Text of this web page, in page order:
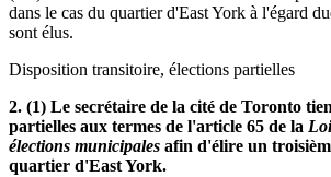
dans le cas du quartier d'East York à l'égard
sont élus.
Disposition transitoire, élections partielles
2. (1) Le secrétaire de la cité de Toronto
partielles aux termes de l'article 65 de la
élections municipales afin d'élire un
quartier d'East York.